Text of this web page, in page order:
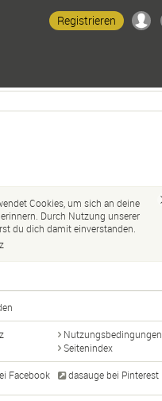
Registrieren
Cookies, um sich an deine
Durch Nutzung unserer
du dich damit einverstanden.
Nutzungsbedingungen
Seitenindex
Facebook dasauge bei Pinterest